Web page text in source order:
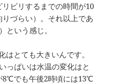
ビリするまでの時間が10
づらい）。それ以上であ
という感じ。
とても大きいんです。
っぱいは水温の変化はと
8℃でも午後2時頃には13℃